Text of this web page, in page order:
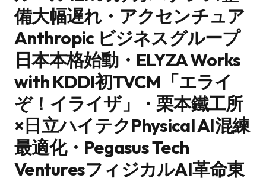
備大幅遅れ・アクセンチュア
Anthropic ビジネスグループ
日本本格始動・ELYZA Works
with KDDI初TVCM「エライ
ぞ！イライザ」・栗本鐵工所
×日立ハイテクPhysical AI混練
最適化・Pegasus Tech
VenturesフィジカルAI革命東